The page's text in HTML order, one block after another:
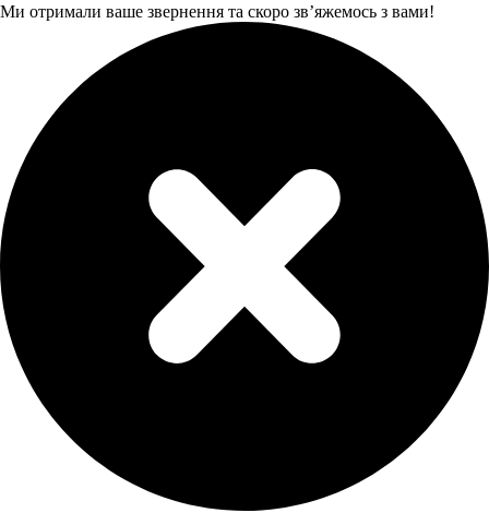
Ми отримали ваше звернення та скоро звʼяжемось з вами!